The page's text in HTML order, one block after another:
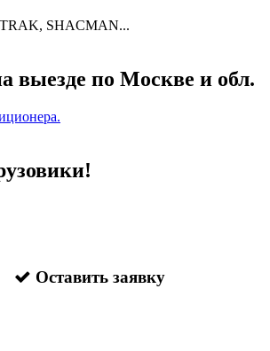
SHACMAN...
выезде по Москве и обл.
Оставить заявку